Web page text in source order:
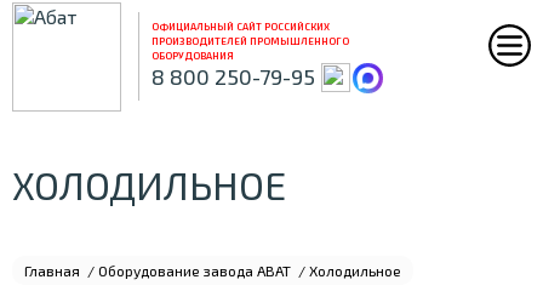
ОФИЦИАЛЬНЫЙ САЙТ РОССИЙСКИХ
ПРОИЗВОДИТЕЛЕЙ ПРОМЫШЛЕННОГО
ОБОРУДОВАНИЯ
8 800 250-79-95
ХОЛОДИЛЬНОЕ
Главная / Оборудование завода ABAT / Холодильное